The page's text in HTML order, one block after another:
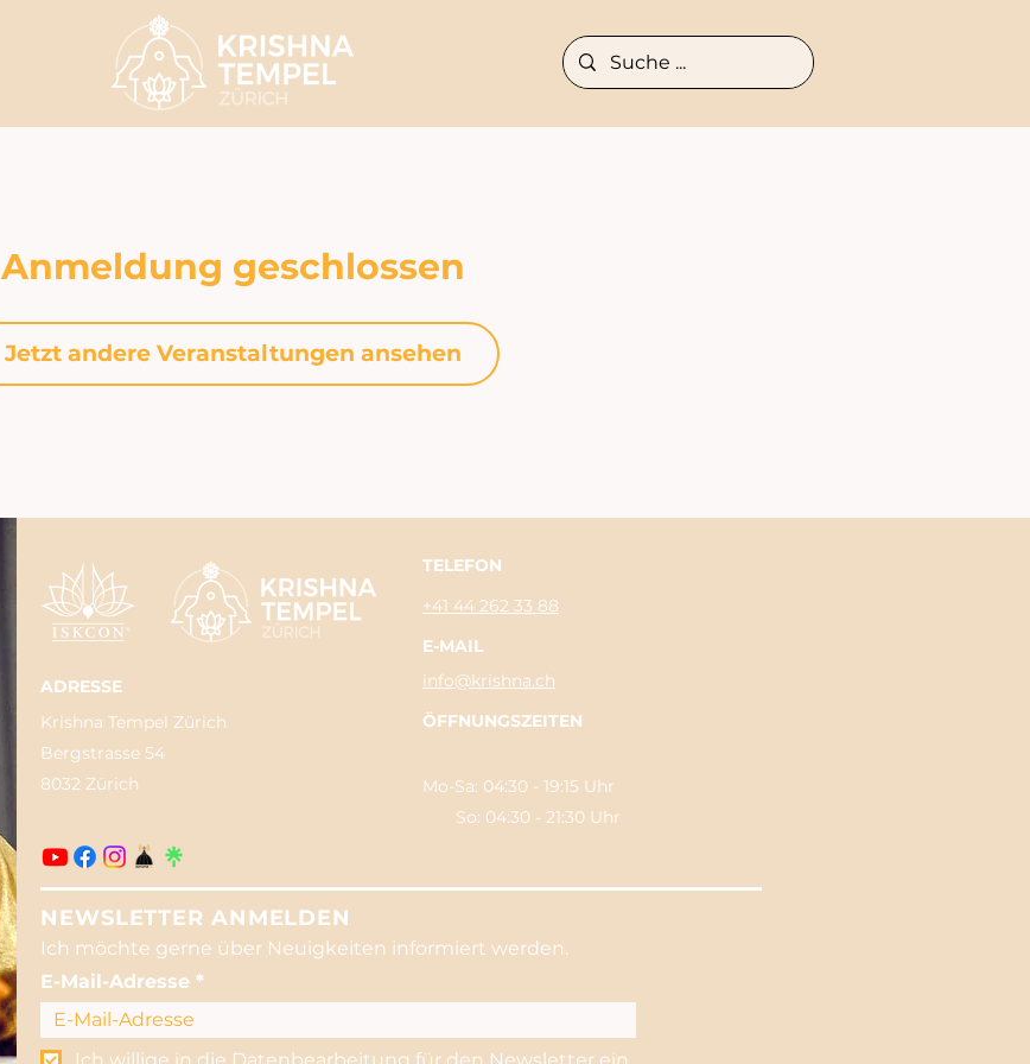
Anmeldung geschlossen
Jetzt andere Veranstaltungen ansehen
ADRESSE
Krishna Tempel Zürich
Bergstrasse 54
8032 Zürich
TELEFON
+41 44 262 33 88
E-MAIL
info@krishna.ch
ÖFFNUNGSZEITEN
Mo-Sa: 04:30 - 19:15 Uhr
So: 04:30 - 21:30 Uhr
NEWSLETTER ANMELDEN
Ich möchte gerne über Neuigkeiten informiert werden.
E-Mail-Adresse